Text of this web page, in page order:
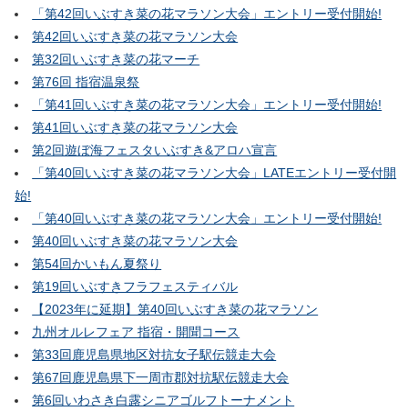
「第42回いぶすき菜の花マラソン大会」エントリー受付開始!
第42回いぶすき菜の花マラソン大会
第32回いぶすき菜の花マーチ
第76回 指宿温泉祭
「第41回いぶすき菜の花マラソン大会」エントリー受付開始!
第41回いぶすき菜の花マラソン大会
第2回遊ぼ海フェスタいぶすき&アロハ宣言
「第40回いぶすき菜の花マラソン大会」LATEエントリー受付開
始!
「第40回いぶすき菜の花マラソン大会」エントリー受付開始!
第40回いぶすき菜の花マラソン大会
第54回かいもん夏祭り
第19回いぶすきフラフェスティバル
【2023年に延期】第40回いぶすき菜の花マラソン
九州オルレフェア 指宿・開聞コース
第33回鹿児島県地区対抗女子駅伝競走大会
第67回鹿児島県下一周市郡対抗駅伝競走大会
第6回いわさき白露シニアゴルフトーナメント